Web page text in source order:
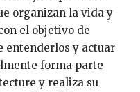
organizan la vida y
el objetivo de
entenderlos y actuar
forma parte
y realiza su